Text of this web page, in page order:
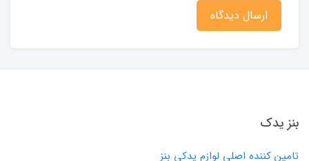
ارسال دیدگاه
بنز یدک
تامین کننده اصلی لوازم یدکی بنز